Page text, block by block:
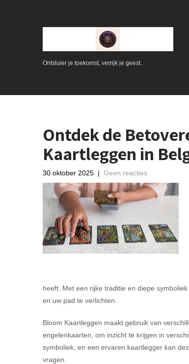
Ontsluier je toekomst, verrijk je geest.
Ontdek de
Kaartleggen in
30 oktober 2025 | Geen reacties
heeft. Met een rijke traditie en diepe
en uw pad te verlichten.
Bloom Kaartleggen maakt gebruik van
engelenkaarten, om inzicht te krijgen in
symboliek, en een ervaren kaartlegger kan
vragen.